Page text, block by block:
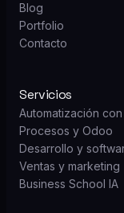
Blog
Portfolio
Contacto
Servicios
Automatización con
Procesos y Odoo
Desarrollo y
Ventas y marketing
Business School IA